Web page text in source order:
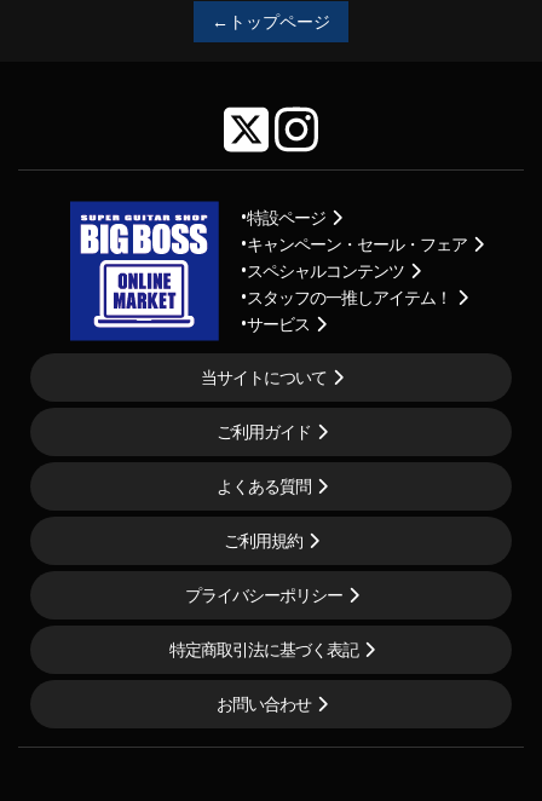
←トップページ
特設ページ
キャンペーン・セール・フェア
スペシャルコンテンツ
スタッフの一推しアイテム！
サービス
当サイトについて
ご利用ガイド
よくある質問
ご利用規約
プライバシーポリシー
特定商取引法に基づく表記
お問い合わせ